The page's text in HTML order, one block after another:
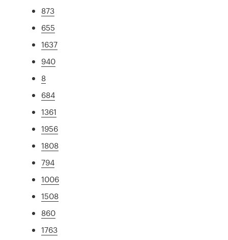
873
655
1637
940
8
684
1361
1956
1808
794
1006
1508
860
1763